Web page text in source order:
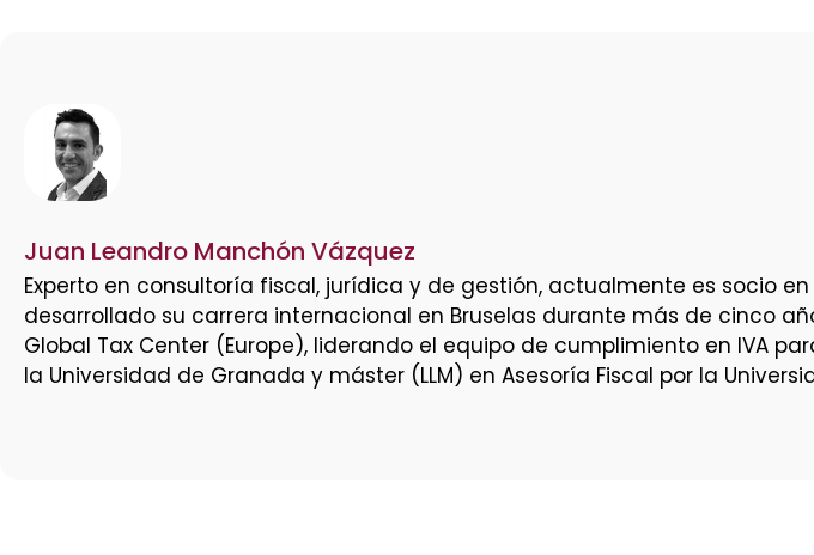
Juan Leandro Manchón Vázquez
Experto en consultoría fiscal, jurídica y de gestión, actualmente es socio
desarrollado su carrera internacional en Bruselas durante más de cinco
Global Tax Center (Europe), liderando el equipo de cumplimiento en IVA
la Universidad de Granada y máster (LLM) en Asesoría Fiscal por la